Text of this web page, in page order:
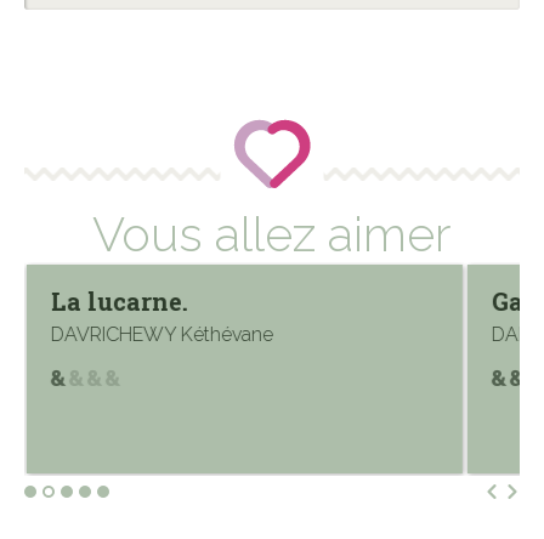
Vous allez aimer
La lucarne.
DAVRICHEWY Kéthévane